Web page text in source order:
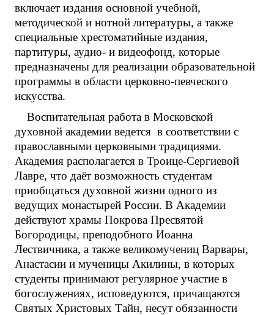
включает издания основной учебной,
методической и нотной литературы, а также
специальные хрестоматийные издания,
партитуры, аудио- и видеофонд, которые
предназначены для реализации образовательной
программы в области церковно-певческого
искусства.
Воспитательная работа в Московской
духовной академии ведется в соответствии с
православными церковными традициями.
Академия располагается в Троице-Сергиевой
Лавре, что даёт возможность студентам
приобщаться духовной жизни одного из
ведущих монастырей России. В Академии
действуют храмы Покрова Пресвятой
Богородицы, преподобного Иоанна
Лествичника, а также великомучениц Варвары,
Анастасии и мученицы Акилины, в которых
студенты принимают регулярное участие в
богослужениях, исповедуются, причащаются
Святых Христовых Тайн, несут обязанности